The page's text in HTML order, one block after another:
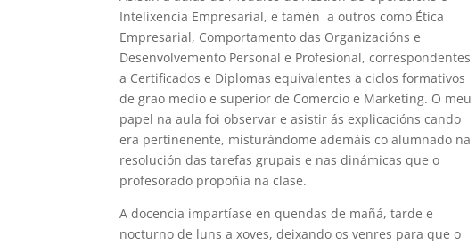
Intelixencia Empresarial, e tamén a outros como Ética
Empresarial, Comportamento das Organizacións e
Desenvolvemento Personal e Profesional, correspondentes
a Certificados e Diplomas equivalentes a ciclos formativos
de grao medio e superior de Comercio e Marketing. O meu
papel na aula foi observar e asistir ás explicacións cando
era pertinenente, misturándome ademáis co alumnado na
resolución das tarefas grupais e nas dinámicas que o
profesorado propoñía na clase.
A docencia impartíase en quendas de mañá, tarde e
nocturno de luns a xoves, deixando os venres para que o